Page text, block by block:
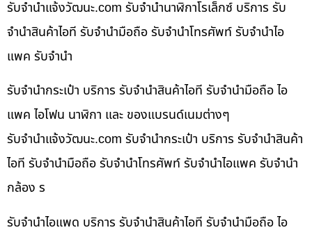
รับจํานําแจ้งวัฒนะ.com รับจำนำนาฬิกาโรเล็กซ์ บริการ รับ
จำนำสินค้าไอที รับจำนำมือถือ รับจำนำโทรศัพท์ รับจำนำไอ
แพค รับจำนำ
รับจำนำกระเป๋า บริการ รับจำนำสินค้าไอที รับจำนำมือถือ ไอ
แพค ไอโฟน นาฬิกา และ ของแบรนด์เนมต่างๆ
รับจํานําแจ้งวัฒนะ.com รับจำนำกระเป๋า บริการ รับจำนำสินค้า
ไอที รับจำนำมือถือ รับจำนำโทรศัพท์ รับจำนำไอแพค รับจำนำ
กล้อง ร
รับจำนำไอแพด บริการ รับจำนำสินค้าไอที รับจำนำมือถือ ไอ